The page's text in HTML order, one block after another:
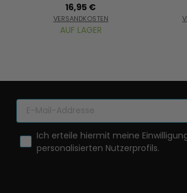
16,95 €
VERSANDKOSTEN
AUF LAGER
Ich erteile hiermit meine
personalisierten Nutzerprofils.